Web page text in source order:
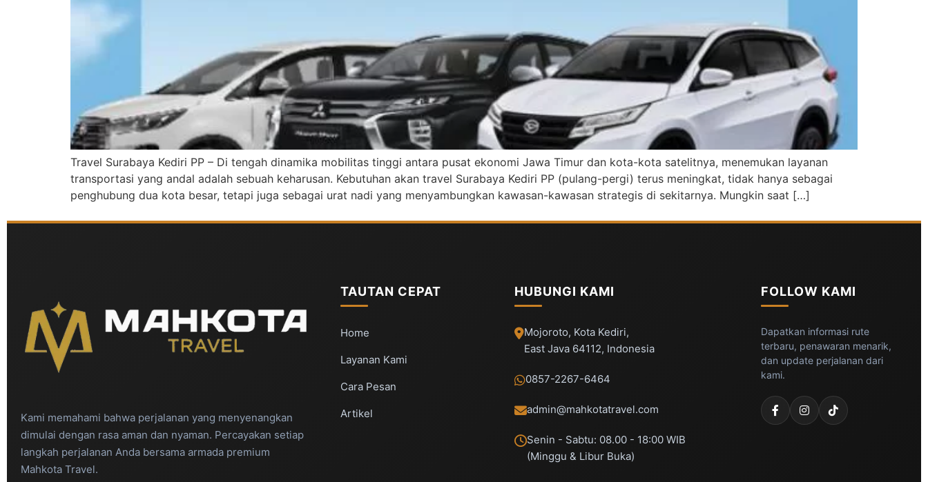
Travel Surabaya Kediri PP – Di tengah dinamika mobilitas tinggi antara pusat ekonomi Jawa Timur dan kota-kota satelitnya, menemukan layanan
transportasi yang andal adalah sebuah keharusan. Kebutuhan akan travel Surabaya Kediri PP (pulang-pergi) terus meningkat, tidak hanya sebagai
penghubung dua kota besar, tetapi juga sebagai urat nadi yang menyambungkan kawasan-kawasan strategis di sekitarnya. Mungkin saat […]
Kami memahami bahwa perjalanan yang menyenangkan
dimulai dengan rasa aman dan nyaman. Percayakan setiap
langkah perjalanan Anda bersama armada premium
Mahkota Travel.
TAUTAN CEPAT
Home
Layanan Kami
Cara Pesan
Artikel
HUBUNGI KAMI
Mojoroto, Kota Kediri,
East Java 64112, Indonesia
0857-2267-6464
admin@mahkotatravel.com
Senin - Sabtu: 08.00 - 18:00 WIB
(Minggu & Libur Buka)
FOLLOW KAMI
Dapatkan informasi rute
terbaru, penawaran menarik,
dan update perjalanan dari
kami.